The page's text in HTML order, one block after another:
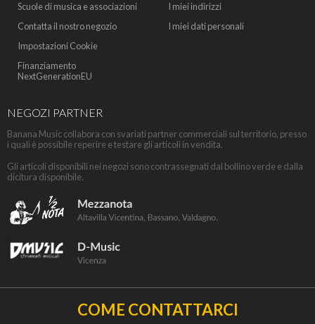
Scuole di musica e associazioni
Contatta il nostro negozio
Impostazioni Cookie
Finanziamento
NextGenerationEU
I miei indirizzi
I miei dati personali
NEGOZI PARTNER
Banana Music collabora con svariati partner commerciali sul territorio, presso
i quali è possibile reperire e testare gli articoli in vendita.
Gli articoli disponibili nei negozi sono contrassegnati dal bollino verde e dalla
dicitura disponibile.
COME CONTATTARCI